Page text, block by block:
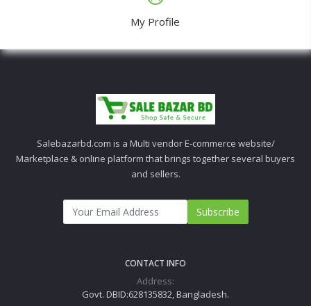
My Profile
Salebazarbd.com is a Multi vendor E-commerce website/
Marketplace & online platform that brings together several buyers
and sellers.
Subscribe
CONTACT INFO
Address:
Govt. DBID:628135832, Bangladesh.